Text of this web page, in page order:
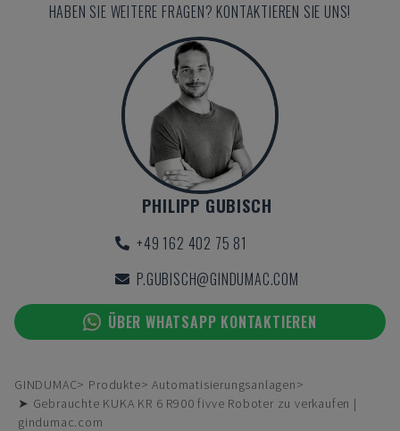
HABEN SIE WEITERE FRAGEN? KONTAKTIEREN SIE UNS!
PHILIPP GUBISCH
+49 162 402 75 81
P.GUBISCH@GINDUMAC.COM
ÜBER WHATSAPP KONTAKTIEREN
GINDUMAC Produkte
Automatisierungsanlagen
➤ Gebrauchte KUKA KR 6 R900 fivve Roboter zu verkaufen |
gindumac.com